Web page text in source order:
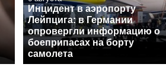
Инцидент в аэропорту
Лейпцига: в Германии
опровергли информацию о
боеприпасах на борту
самолета